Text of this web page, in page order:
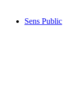
Sens Public